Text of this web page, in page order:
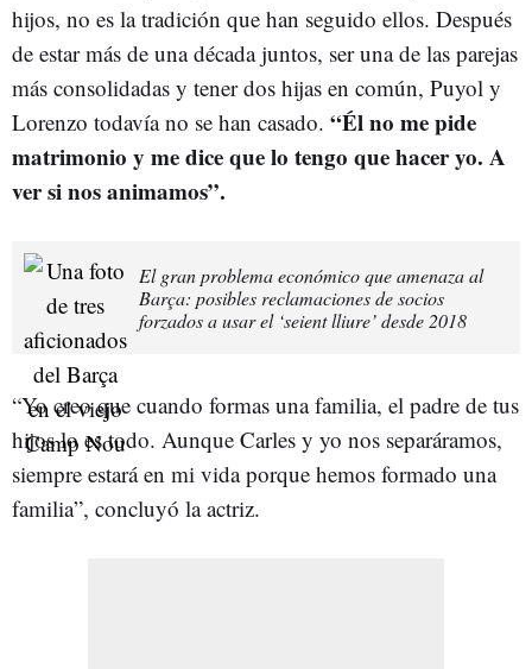
hijos, no es la tradición que han seguido ellos. Después
de estar más de una década juntos, ser una de las parejas
más consolidadas y tener dos hijas en común, Puyol y
Lorenzo todavía no se han casado. “Él no me pide
matrimonio y me dice que lo tengo que hacer yo. A
ver si nos animamos”.
El gran problema económico que amenaza al
Barça: posibles reclamaciones de socios
forzados a usar el ‘seient lliure’ desde 2018
“Yo creo que cuando formas una familia, el padre de tus
hijos lo es todo. Aunque Carles y yo nos separáramos,
siempre estará en mi vida porque hemos formado una
familia”, concluyó la actriz.